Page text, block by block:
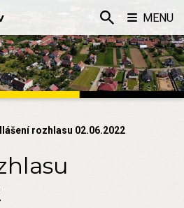
rozhlasu 02.06.2022
MENU